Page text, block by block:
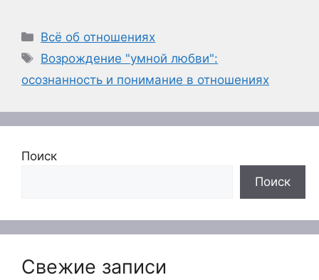
Рубрики
Всё об отношениях
Метки
Возрождение "умной любви":
осознанность и понимание в отношениях
Поиск
Поиск
Свежие записи